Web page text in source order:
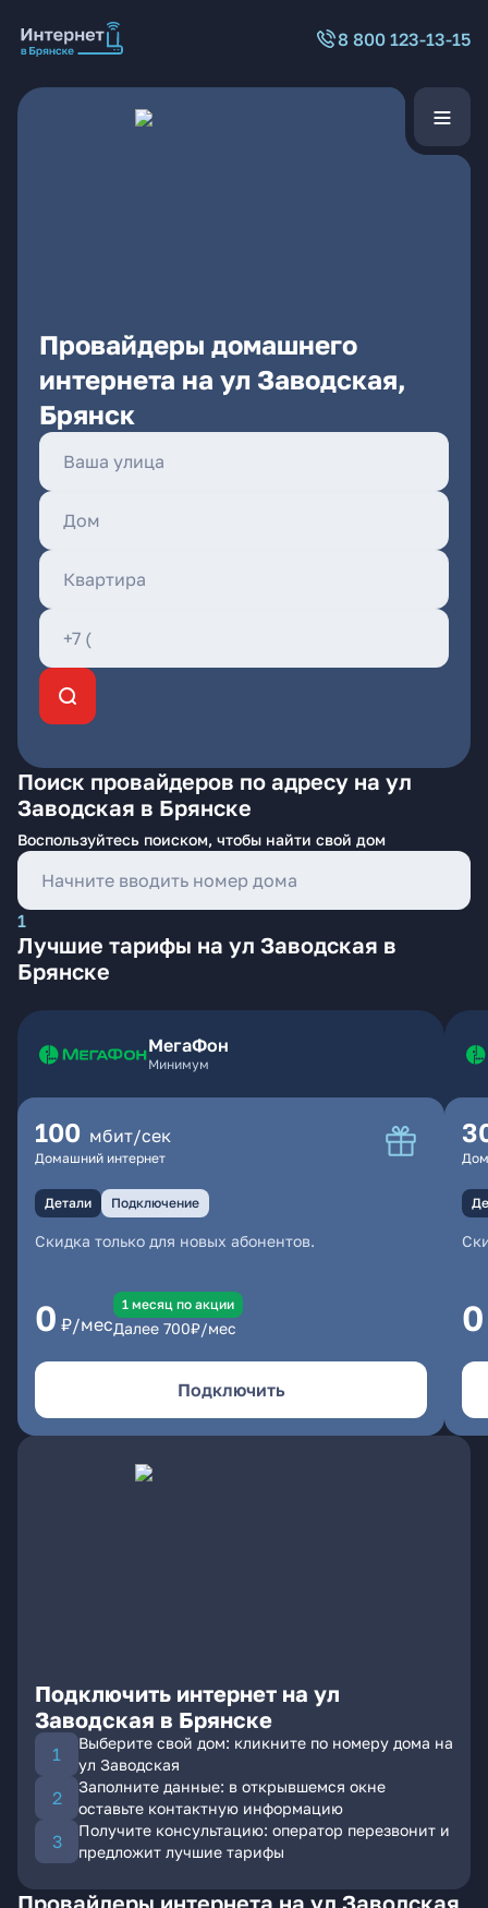
8 800 123-13-15
Провайдеры домашнего
интернета на ул Заводская,
Брянск
Поиск провайдеров по адресу на ул
Заводская в Брянске
Воспользуйтесь поиском, чтобы найти свой дом
1
Лучшие тарифы на ул Заводская в
Брянске
МегаФон
Минимум
100 мбит/сек
Домашний интернет
Детали Подключение
Скидка только для новых абонентов.
0 ₽/мес
1 месяц по акции
Далее 700₽/мес
Подключить
0
Подключить интернет на ул
Заводская в Брянске
Выберите свой дом: кликните по номеру дома на
ул Заводская
Заполните данные: в открывшемся окне
оставьте контактную информацию
Получите консультацию: оператор перезвонит и
предложит лучшие тарифы
Провайдеры интернета на ул Заводская